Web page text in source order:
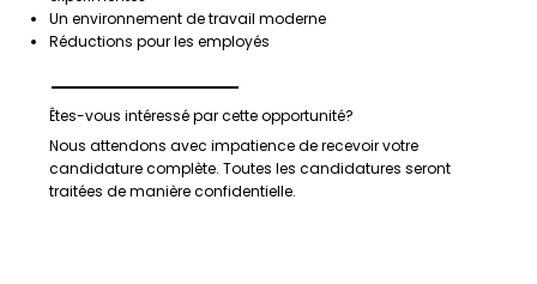
Un environnement de travail moderne
Réductions pour les employés
Êtes-vous intéressé par cette opportunité?
Nous attendons avec impatience de recevoir votre
candidature complète. Toutes les candidatures seront
traitées de manière confidentielle.